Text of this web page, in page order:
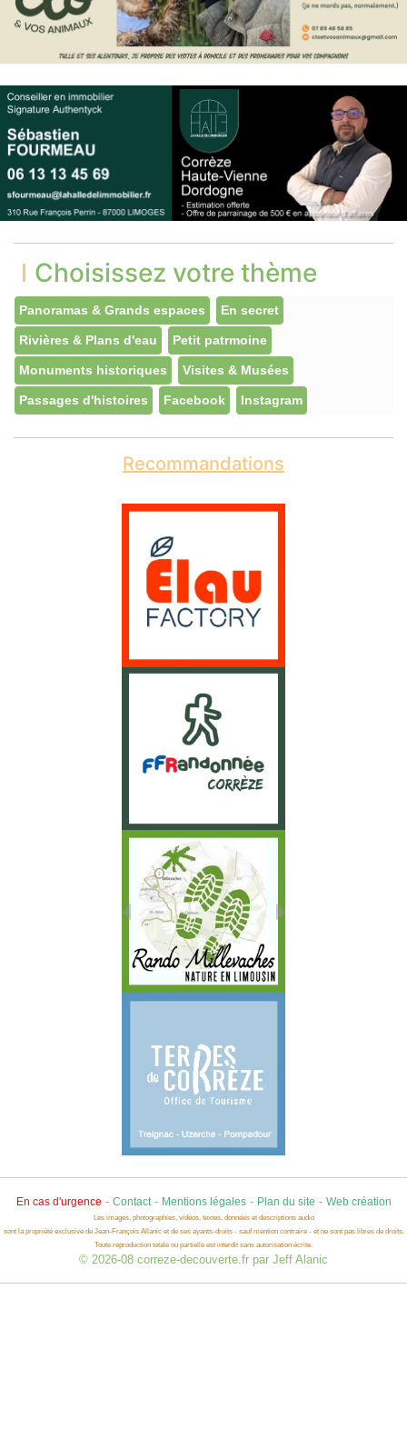
Choisissez votre thème
Panoramas & Grands espaces En secret
Rivières & Plans d'eau Petit patrmoine
Monuments historiques Visites & Musées
Passages d'histoires Facebook Instagram
Recommandations
En cas d'urgence - Contact- Mentions légales- Plan du site - Web création
Les images, photographies, vidéos, textes, données et descriptions audio
sont la propriété exclusive de Jean-François Allanic et de ses ayants-droits - sauf mention contraire - et ne sont pas libres de droits.
Toute reproduction totale ou partielle est interdit sans autorisation écrite.
© 2026-08 correze-decouverte.fr par Jeff Alanic